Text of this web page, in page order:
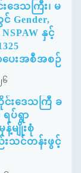
ဒေသကြီး၊ မ
Gender,
နှင့်
ေးအစီအစဉ်
၆
းဒေသကြီ ခ
ရပ်ရွာ
န့်မျိုးစုံ
းသင်တန်းဖွင့်